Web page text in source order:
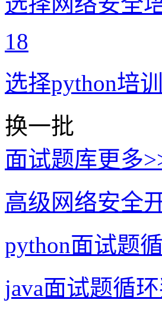
18
选择python培
换一批
面试题库更多
高级网络安全
python面试题
java面试题循